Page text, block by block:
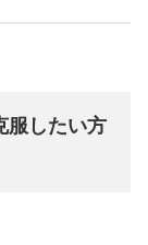
服したい方